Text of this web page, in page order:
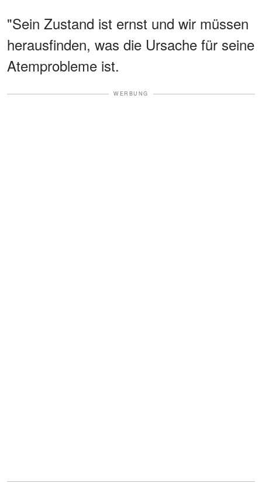
"Sein Zustand ist ernst und wir müssen
herausfinden, was die Ursache für seine
Atemprobleme ist.
WERBUNG